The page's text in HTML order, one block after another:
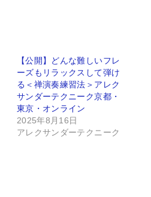
【公開】どんな難しいフレ
ーズもリラックスして弾け
る＜禅演奏練習法＞アレク
サンダーテクニーク京都・
東京・オンライン
2025年8月16日
アレクサンダーテクニーク